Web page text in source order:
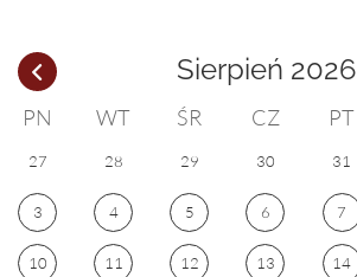
Sierpień 2026
PN WT ŚR CZ PT
27 28 29 30 31
3 4 5 6 7
10 11 12 13 14